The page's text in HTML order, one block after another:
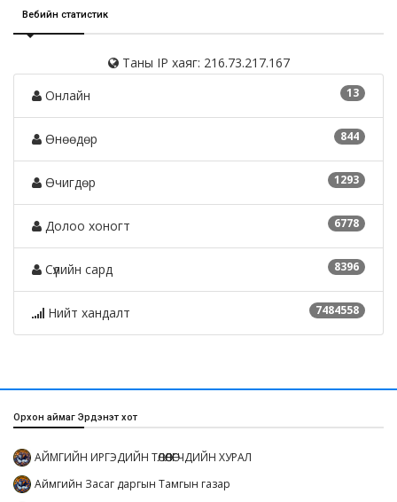
Вебийн статистик
Таны IP хаяг: 216.73.217.167
13
Онлайн
844
Өнөөдөр
1293
Өчигдөр
6778
Долоо хоногт
8396
Сүүлийн сард
7484558
Нийт хандалт
Орхон аймаг Эрдэнэт хот
АЙМГИЙН ИРГЭДИЙН ТӨЛӨӨЛӨГЧДИЙН ХУРАЛ
Аймгийн Засаг даргын Тамгын газар